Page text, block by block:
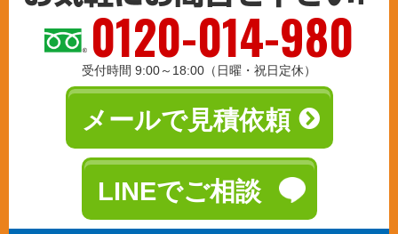
0120-014-980
受付時間 9:00～18:00（日曜・祝日定休）
メールで見積依頼
LINEでご相談